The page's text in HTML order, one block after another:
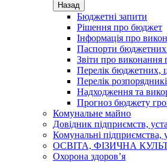
Назад
Бюджетні запити
Рішення про бюджет
Інформація про
Паспорти
Звіти про виконання
Перелік бюджетних,
Перелік
Надходження та
Прогноз бюджету
Комунальне майно
Довідник підприємств,
Комунальні підприємства,
ОСВІТА, ФІЗИЧНА
Охорона здоров’я